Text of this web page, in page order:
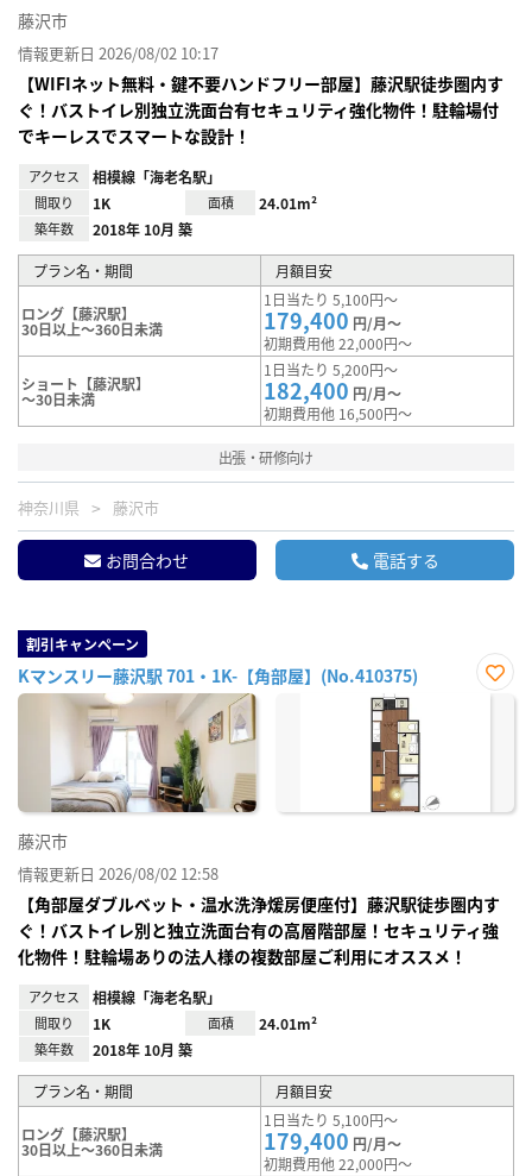
藤沢市
情報更新日 2026/08/02 10:17
【WIFIネット無料・鍵不要ハンドフリー部屋】藤沢駅徒歩圏内す
ぐ！バストイレ別独立洗面台有セキュリティ強化物件！駐輪場付
でキーレスでスマートな設計！
アクセス 相模線「海老名駅」
間取り 1K 面積 24.01m²
築年数 2018年 10月 築
プラン名・期間 月額目安
ロング【藤沢駅】
30日以上～360日未満
1日当たり 5,100円～
179,400 円/月～
初期費用他 22,000円～
ショート【藤沢駅】
～30日未満
1日当たり 5,200円～
182,400 円/月～
初期費用他 16,500円～
出張・研修向け
神奈川県 藤沢市
お問合わせ 電話する
割引キャンペーン
Kマンスリー藤沢駅 701・1K-【角部屋】(No.410375)
お気
藤沢市
情報更新日 2026/08/02 12:58
【角部屋ダブルベット・温水洗浄煖房便座付】藤沢駅徒歩圏内す
ぐ！バストイレ別と独立洗面台有の高層階部屋！セキュリティ強
化物件！駐輪場ありの法人様の複数部屋ご利用にオススメ！
アクセス 相模線「海老名駅」
間取り 1K 面積 24.01m²
築年数 2018年 10月 築
プラン名・期間 月額目安
ロング【藤沢駅】
30日以上～360日未満
1日当たり 5,100円～
179,400 円/月～
初期費用他 22,000円～